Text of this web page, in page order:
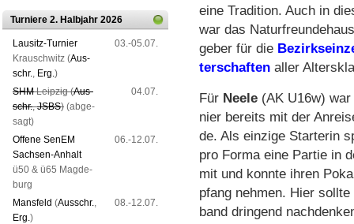
Turniere 2. Halbjahr 2026
Lau­sitz-Tur­nier
Krausch­witz (Aus­
schr., Erg.)
03.-05.07.
SHMLeip­zig (Aus­
schr.,JSBS) (ab­ge­
sagt)
04.07.
Offene SenEM
Sach­sen-An­halt
ü50 & ü65 Mag­de­
burg
06.-12.07.
Mans­feld (Aus­schr.,
Erg.)
08.-12.07.
eine Tra­di­tion. Auch in
war das
geber für die
ter­schaf­ten al­ler
Für Neele (AK U16w)
nier be­reits mit der
de. Als ein­zi­ge Star­te­rin
pro For­ma eine Par­tie in
mit und konn­te ih­ren
pfang neh­men. Hier
band drin­gend